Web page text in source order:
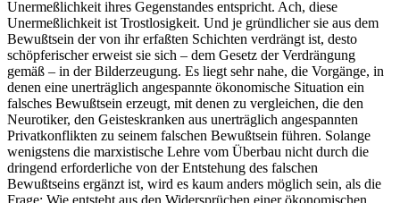
Unermeßlichkeit ihres Gegenstandes entspricht. Ach, diese
Unermeßlichkeit ist Trostlosigkeit. Und je gründlicher sie aus dem
Bewußtsein der von ihr erfaßten Schichten verdrängt ist, desto
schöpferischer erweist sie sich – dem Gesetz der Verdrängung
gemäß – in der Bilderzeugung. Es liegt sehr nahe, die Vorgänge, in
denen eine unerträglich angespannte ökonomische Situation ein
falsches Bewußtsein erzeugt, mit denen zu vergleichen, die den
Neurotiker, den Geisteskranken aus unerträglich angespannten
Privatkonflikten zu seinem falschen Bewußtsein führen. Solange
wenigstens die marxistische Lehre vom Überbau nicht durch die
dringend erforderliche von der Entstehung des falschen
Bewußtseins ergänzt ist, wird es kaum anders möglich sein, als die